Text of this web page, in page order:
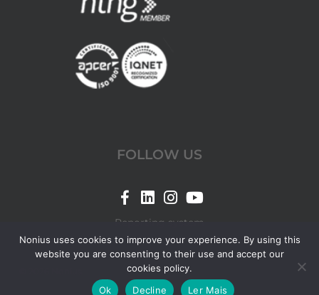
FOLLOW US
Link
Nonius
Facebook
page
Link
Nonius
LinkedIn
page
Link
Nonius
Instagram
page
Link
Nonius
YouTube
page
Reporting system
Nonius uses cookies to improve your experience. By using this
website you are consenting to their use and accept our
cookies policy.
Ok
Decline Ler Mais